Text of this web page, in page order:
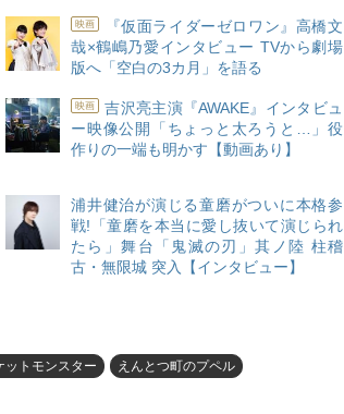
映画
『仮面ライダーゼロワン』高橋文
哉×鶴嶋乃愛インタビュー TVから劇場
版へ「空白の3カ月」を語る
映画
吉沢亮主演『AWAKE』インタビュ
ー映像公開「ちょっと太ろうと…」役
作りの一端も明かす【動画あり】
浦井健治が演じる童磨がついに本格参
戦!「童磨を本当に愛し抜いて演じられ
たら」舞台「鬼滅の刃」其ノ陸 柱稽
古・無限城 突入【インタビュー】
ットモンスター えんとつ町のプペル